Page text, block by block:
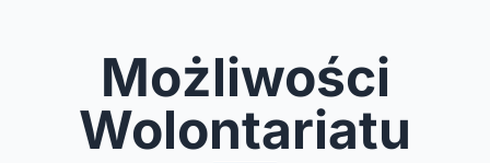
Możliwości
Wolontariatu